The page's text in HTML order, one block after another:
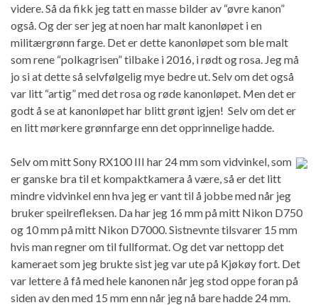
videre. Så da fikk jeg tatt en masse bilder av “øvre kanon”
også. Og der ser jeg at noen har malt kanonløpet i en
militærgrønn farge. Det er dette kanonløpet som ble malt
som rene “polkagrisen” tilbake i 2016, i rødt og rosa. Jeg må
jo si at dette så selvfølgelig mye bedre ut. Selv om det også
var litt “artig” med det rosa og røde kanonløpet. Men det er
godt å se at kanonløpet har blitt grønt igjen! Selv om det er
en litt mørkere grønnfarge enn det opprinnelige hadde.
Selv om mitt Sony RX100 III har 24 mm som vidvinkel, som
er ganske bra til et kompaktkamera å være, så er det litt
mindre vidvinkel enn hva jeg er vant til å jobbe med når jeg
bruker speilrefleksen. Da har jeg 16 mm på mitt Nikon D750
og 10 mm på mitt Nikon D7000. Sistnevnte tilsvarer 15 mm
hvis man regner om til fullformat. Og det var nettopp det
kameraet som jeg brukte sist jeg var ute på Kjøkøy fort. Det
var lettere å få med hele kanonen når jeg stod oppe foran på
siden av den med 15 mm enn når jeg nå bare hadde 24 mm.